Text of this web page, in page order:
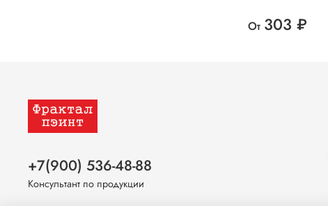
От 303 ₽
+7(900) 536-48-88
Консультант по продукции